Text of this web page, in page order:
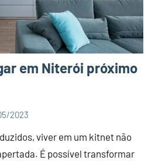
em Niterói próximo
2023
viver em um kitnet não
É possível transformar